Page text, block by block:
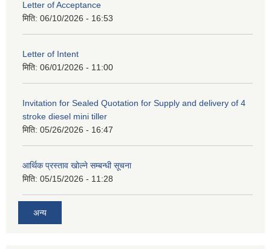
Letter of Acceptance
मिति: 06/10/2026 - 16:53
Letter of Intent
मिति: 06/01/2026 - 11:00
Invitation for Sealed Quotation for Supply and delivery of 4
stroke diesel mini tiller
मिति: 05/26/2026 - 16:47
आर्थिक प्रस्ताव खोल्ने सम्बन्धी सूचना
मिति: 05/15/2026 - 11:28
अन्य